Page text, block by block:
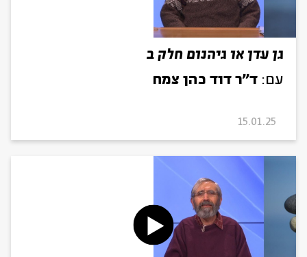
גן עדן או גיהנום חלק ב
עם: ד"ר דוד כהן צמח
15.01.25